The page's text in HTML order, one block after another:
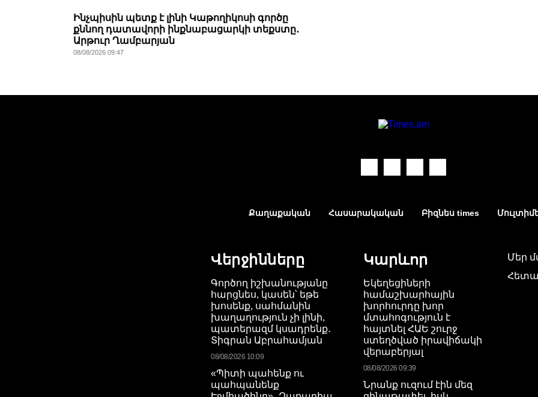
Ինչպիսին պետք է լինի Կաթողիկոսի գործը
քննող դատավորի ինքնաբացարկի տեքստը․
Արթուր Ղամբարյան
08/08/2026 09:47
Քաղաքական Հասարակական Բիզնես times
Վերջինները
Գործող իշխանությանը
հարցնես, կասեն՝ եթե
խոսենք, սահմանին
խաղաղություն չի լինի,
պատերազմ կսադրենք․
Տիգրան Աբրահամյան
08/08/2026 10:09
«Պիտի պահենք ու
պահպանենք
Կարևոր
Եկեղեցիների
համաշխարհային
խորհուրդը խոր
մտահոգություն է
հայտնել ՀԱԵ շուրջ
ստեղծված իրավիճակի
վերաբերյալ
08/08/2026 09:39
Նրանք ուզում էին մեզ
Մեր